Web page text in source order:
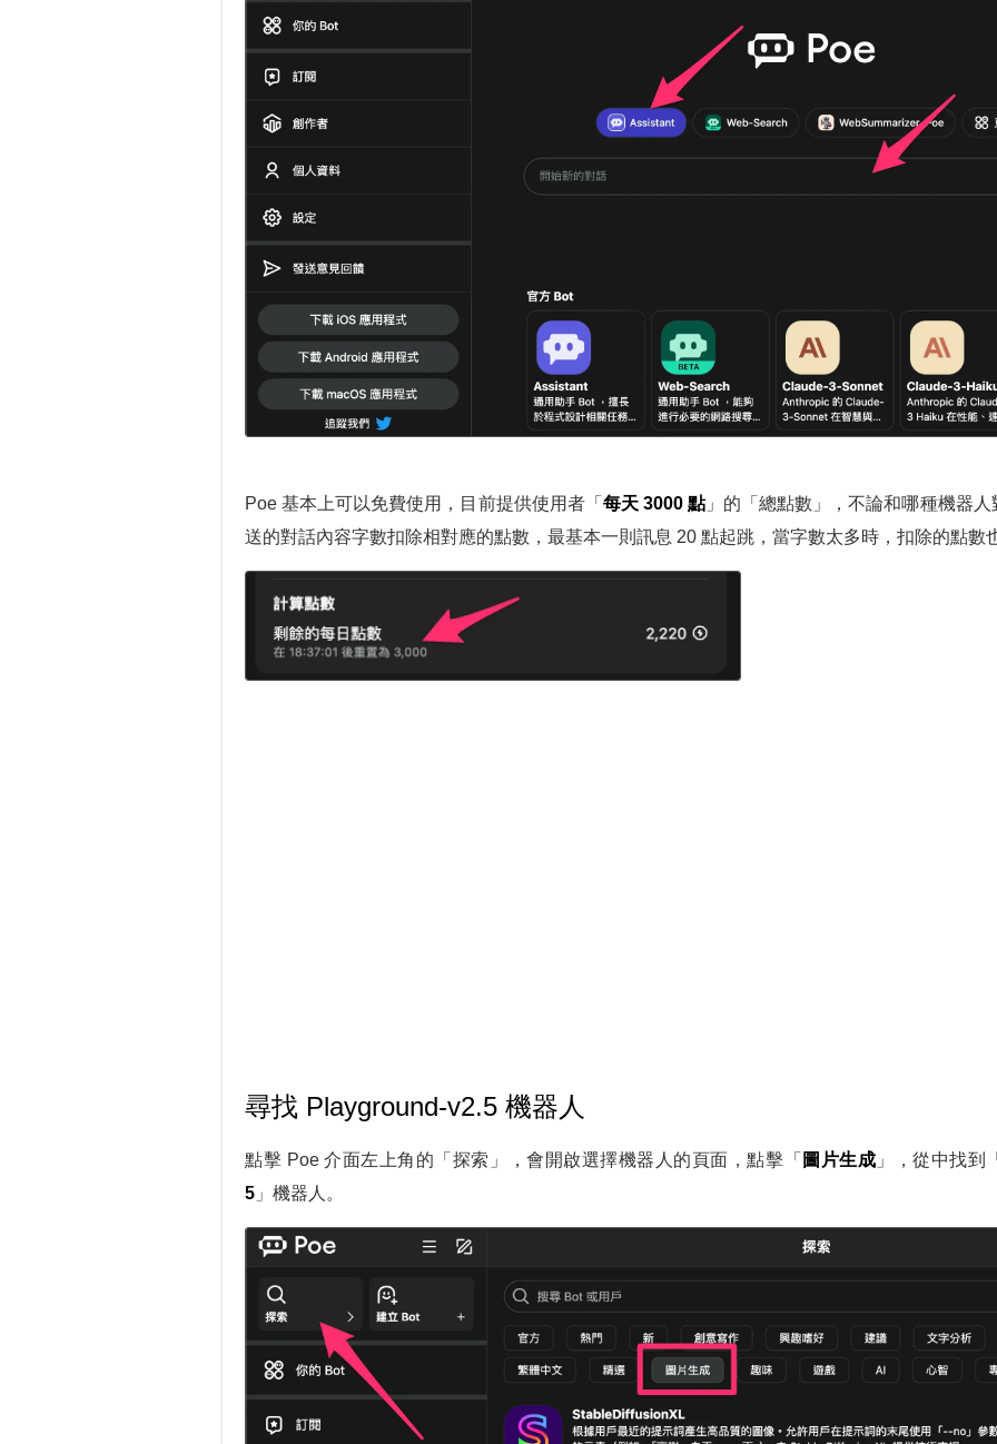
Poe 基本上可以免費使用，目前提供使用者「 每天 3000 點」的「總點數」，不論和哪種機器人
送的對話內容字數扣除相對應的點數，最基本一則訊息 20 點起跳，當字數太多時，扣除的點數
尋找 Playground-v2.5 機器人
點擊 Poe 介面左上角的「探索」，會開啟選擇機器人的頁面，點擊「 圖片生成 」，從中找到「
5 」機器人。